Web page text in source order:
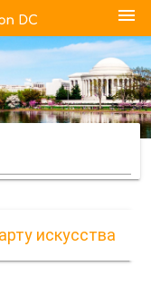
menu
искусства